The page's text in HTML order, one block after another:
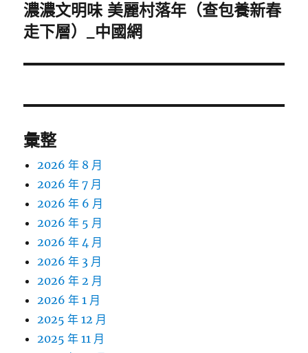
下
一
文
濃濃文明味 美麗村落年（查包養新春
走下層）_中國網
彙整
2026 年 8 月
2026 年 7 月
2026 年 6 月
2026 年 5 月
2026 年 4 月
2026 年 3 月
2026 年 2 月
2026 年 1 月
2025 年 12 月
2025 年 11 月